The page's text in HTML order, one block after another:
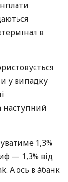
в
у випадку
наступний
1,3%
— 1,3% від
А ось в àбанк